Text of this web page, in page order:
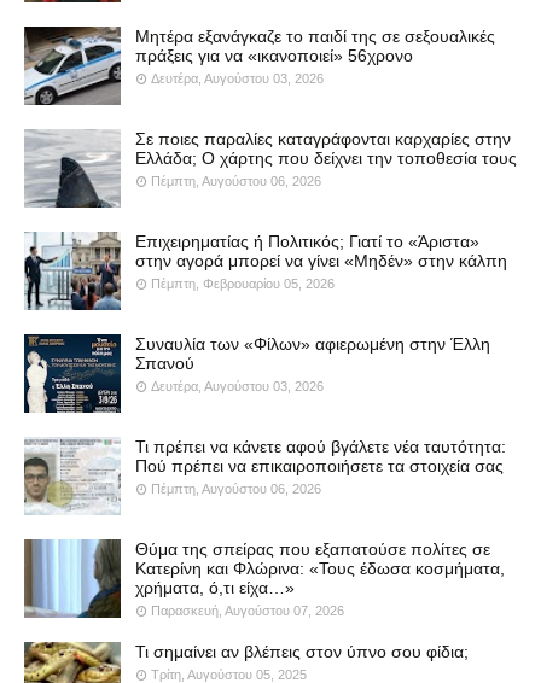
Μητέρα εξανάγκαζε το παιδί της σε σεξουαλικές
πράξεις για να «ικανοποιεί» 56χρονο
Δευτέρα, Αυγούστου 03, 2026
Σε ποιες παραλίες καταγράφονται καρχαρίες στην
Ελλάδα; Ο χάρτης που δείχνει την τοποθεσία τους
Πέμπτη, Αυγούστου 06, 2026
Επιχειρηματίας ή Πολιτικός; Γιατί το «Άριστα»
στην αγορά μπορεί να γίνει «Μηδέν» στην κάλπη
Πέμπτη, Φεβρουαρίου 05, 2026
Συναυλία των «Φίλων» αφιερωμένη στην Έλλη
Σπανού
Δευτέρα, Αυγούστου 03, 2026
Τι πρέπει να κάνετε αφού βγάλετε νέα ταυτότητα:
Πού πρέπει να επικαιροποιήσετε τα στοιχεία σας
Πέμπτη, Αυγούστου 06, 2026
Θύμα της σπείρας που εξαπατούσε πολίτες σε
Κατερίνη και Φλώρινα: «Τους έδωσα κοσμήματα,
χρήματα, ό,τι είχα…»
Παρασκευή, Αυγούστου 07, 2026
Τι σημαίνει αν βλέπεις στον ύπνο σου φίδια;
Τρίτη, Αυγούστου 05, 2025